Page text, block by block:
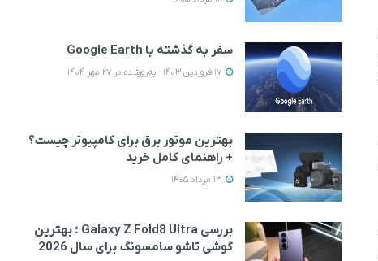
سفر به گذشته با Google Earth
بهترین موتور برق برای کامپیوتر چیست؟
+ راهنمای کامل خرید
بررسی Galaxy Z Fold8 Ultra ؛ بهترین
گوشی تاشو سامسونگ برای سال 2026